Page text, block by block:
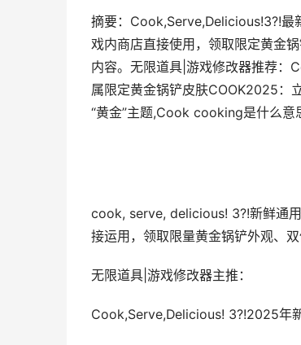
摘要：Cook,Serve,Delicious!3?!最
戏内商店直接使用，领取限定黄金
内容。无限道具|游戏修改器推荐
属限定黄金锅铲皮肤COOK2025：
“黄金”主题,Cook cooking是什么意
cook, serve, delicious! 3?!新鲜通
接运用，领取限量黄金锅铲外观、
无限道具|游戏修改器主推：
Cook,Serve,Delicious! 3?!2025年